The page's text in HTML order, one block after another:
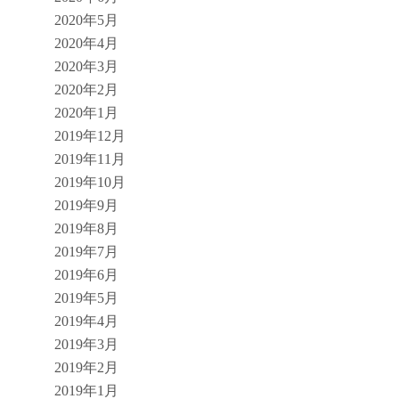
2020年5月
2020年4月
2020年3月
2020年2月
2020年1月
2019年12月
2019年11月
2019年10月
2019年9月
2019年8月
2019年7月
2019年6月
2019年5月
2019年4月
2019年3月
2019年2月
2019年1月